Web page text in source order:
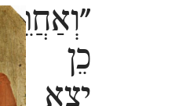
"וְאַחֲרֵי
כֵן
יָצָא